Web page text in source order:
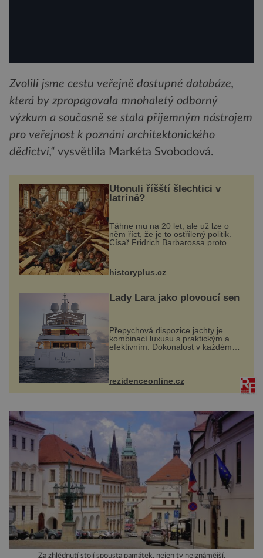
Zvolili jsme cestu veřejně dostupné databáze,
která by zpropagovala mnohaletý odborný
výzkum a současně se stala příjemným nástrojem
pro veřejnost k poznání architektonického
dědictví,“ vysvětlila Markéta Svobodová.
Utonuli říšští šlechtici v
latríně?
Táhne mu na 20 let, ale už lze o
něm říct, že je to ostřílený politik.
Císař Fridrich Barbarossa proto
posílá svého syna a dědice
Jindřicha VI. do Erfurtu, aby se stal
prostředníkem při řešení sporu m...
historyplus.cz
Lady Lara jako plovoucí sen
Přepychová dispozice jachty je
kombinací luxusu s praktickým a
efektivním. Dokonalost v každém
detailu představuje značka Fendi
Casa, kterou byly vybaveny její
paluby. Monacký přístav nabízí
každoročn...
rezidenceonline.cz
Za zhlédnutí stojí spousta památek, nejen ty nejznámější.